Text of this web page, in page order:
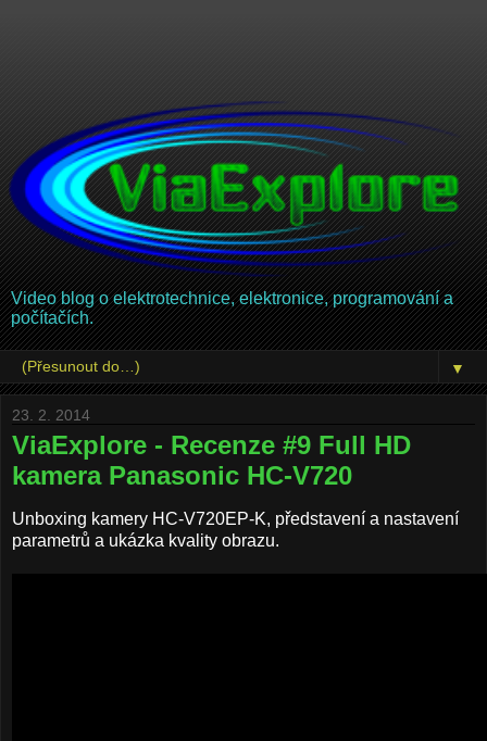
Video blog o elektrotechnice, elektronice, programování a
počítačích.
▼
23. 2. 2014
ViaExplore - Recenze #9 Full HD
kamera Panasonic HC-V720
Unboxing kamery HC-V720EP-K, představení a nastavení
parametrů a ukázka kvality obrazu.